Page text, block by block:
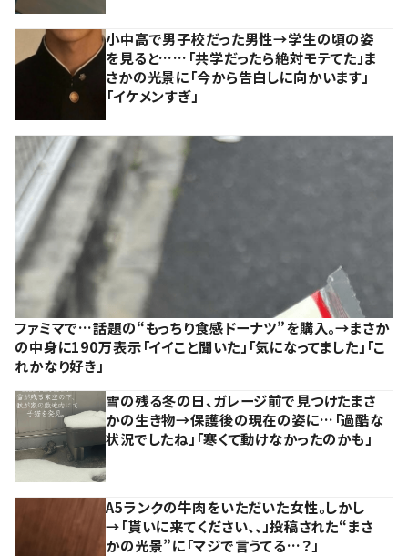
小中高で男子校だった男性→学生の頃の姿
を見ると……「共学だったら絶対モテてた」ま
さかの光景に「今から告白しに向かいます」
「イケメンすぎ」
ファミマで…話題の“もっちり食感ドーナツ”を購入。→まさか
の中身に190万表示「イイこと聞いた」「気になってました」「こ
れかなり好き」
雪の残る冬の日、ガレージ前で見つけたまさ
かの生き物→保護後の現在の姿に…「過酷な
状況でしたね」「寒くて動けなかったのかも」
A5ランクの牛肉をいただいた女性。しかし
→「貰いに来てください、、」投稿された“まさ
かの光景”に「マジで言うてる…？」